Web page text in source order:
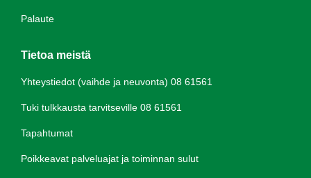
Palaute
Tietoa meistä
Yhteystiedot (vaihde ja neuvonta) 08 61561
Tuki tulkkausta tarvitseville 08 61561
Tapahtumat
Poikkeavat palveluajat ja toiminnan sulut